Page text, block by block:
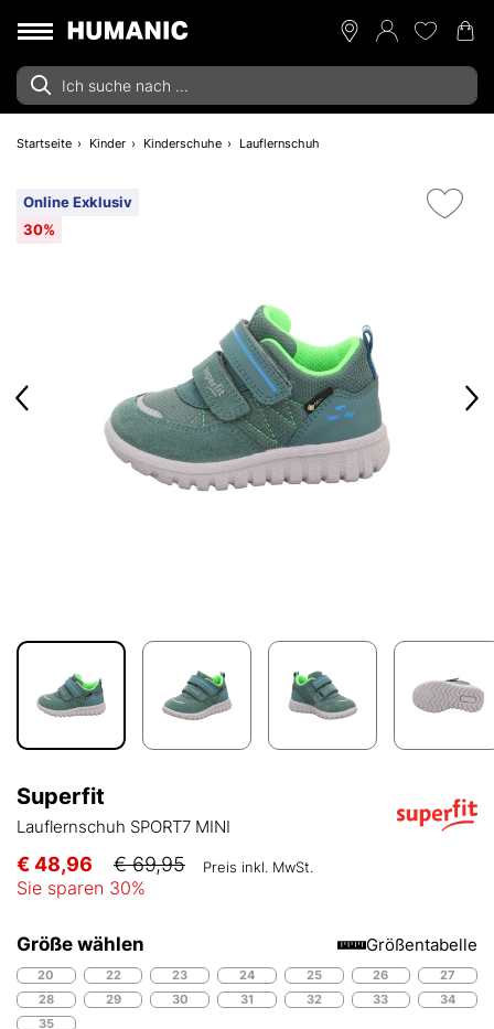
Startseite Kinder Kinderschuhe Lauflernschuh
Online Exklusiv
30%
Superfit
Lauflernschuh SPORT7 MINI
€ 48,96 € 69,95 Preis inkl. MwSt.
Sie sparen 30%
Größe wählen Größentabelle
20 22 23 24 25 26
27
28
29 30 31 32 33
34
35